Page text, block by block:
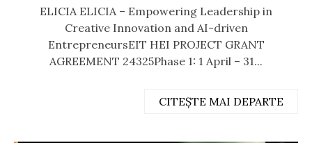
ELICIA ELICIA – Empowering Leadership in
Creative Innovation and AI-driven
EntrepreneursEIT HEI PROJECT GRANT
AGREEMENT 24325Phase 1: 1 April – 31...
CITEȘTE MAI DEPARTE